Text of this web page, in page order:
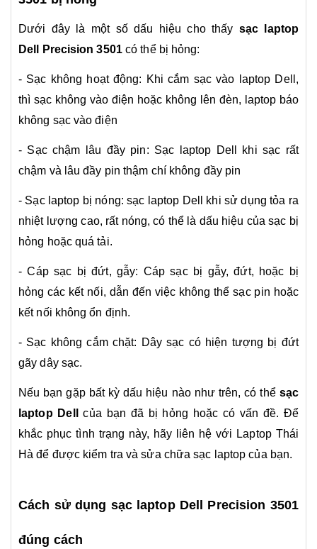
Dưới đây là một số dấu hiệu cho thấy sạc laptop
Dell Precision 3501có thể bị hỏng:
- Sạc không hoạt động: Khi cắm sạc vào laptop Dell,
thì sạc không vào điện hoặc không lên đèn, laptop báo
không sạc vào điện
- Sạc chậm lâu đầy pin: Sạc laptop Dell khi sạc rất
chậm và lâu đầy pin thậm chí không đầy pin
- Sạc laptop bị nóng: sạc laptop Dell khi sử dụng tỏa ra
nhiệt lượng cao, rất nóng, có thể là dấu hiệu của sạc bị
hỏng hoặc quá tải.
- Cáp sạc bị đứt, gẫy: Cáp sạc bị gẫy, đứt, hoặc bị
hỏng các kết nối, dẫn đến việc không thể sạc pin hoặc
kết nối không ổn định.
- Sạc không cắm chặt: Dây sạc có hiện tượng bị đứt
gãy dây sạc.
Nếu bạn gặp bất kỳ dấu hiệu nào như trên, có thể sạc
laptop Dell
của bạn đã bị hỏng hoặc có vấn đề. Để
khắc phục tình trạng này, hãy liên hệ với Laptop Thái
Hà để được kiểm tra và sửa chữa sạc laptop của bạn.
Cách sử dụng sạc laptop Dell Precision 3501
đúng cách